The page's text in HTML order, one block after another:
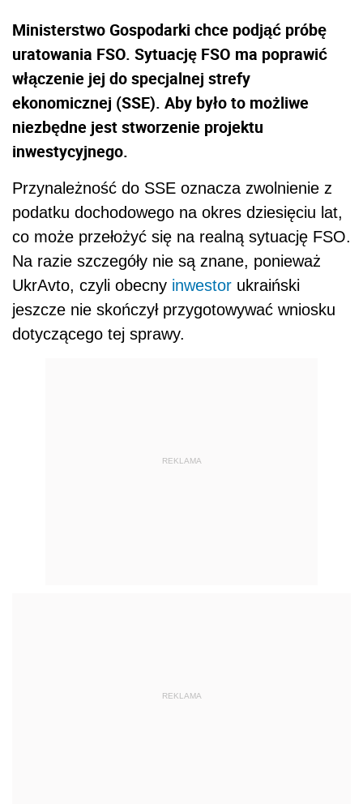
Ministerstwo Gospodarki chce podjąć próbę
uratowania FSO. Sytuację FSO ma poprawić
włączenie jej do specjalnej strefy
ekonomicznej (SSE). Aby było to możliwe
niezbędne jest stworzenie projektu
inwestycyjnego.
Przynależność do SSE oznacza zwolnienie z
podatku dochodowego na okres dziesięciu lat,
co może przełożyć się na realną sytuację FSO.
Na razie szczegóły nie są znane, ponieważ
UkrAvto, czyli obecny inwestor ukraiński
jeszcze nie skończył przygotowywać wniosku
dotyczącego tej sprawy.
REKLAMA
REKLAMA